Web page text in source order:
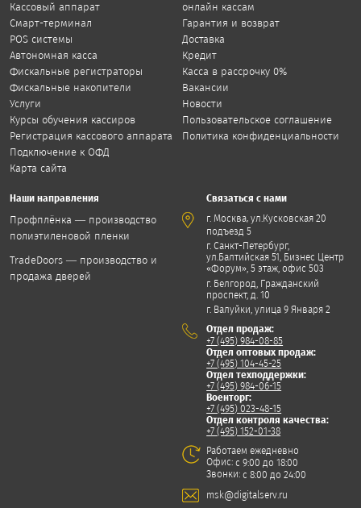
Кассовый аппарат
Смарт-терминал
POS системы
Автономная касса
Фискальные регистраторы
Фискальные накопители
Услуги
Курсы обучения кассиров
Регистрация кассового аппарата
Подключение к ОФД
Карта сайта
онлайн кассам
Гарантия и возврат
Доставка
Кредит
Касса в рассрочку 0%
Вакансии
Новости
Пользовательское соглашение
Политика конфиденциальности
Наши направления
Профплёнка — производство
полиэтиленовой пленки
TradeDoors — производство и
продажа дверей
Связаться с нами
г. Москва,ул.Кусковская 20
подъезд 5
г. Санкт-Петербург,
ул.Балтийская 51, Бизнес Центр
«Форум», 5 этаж, офис 503
г. Белгород, Гражданский
проспект, д. 10
г. Валуйки, улица 9 Января 2
Отдел продаж:
+7 (495) 984-08-85
Отдел оптовых продаж:
+7 (495) 104-45-25
Отдел техподдержки:
+7 (495) 984-06-15
Военторг:
+7 (495) 023-48-15
Отдел контроля качества:
+7 (495) 152-01-38
Работаем ежедневно
Офис:с 9:00 до 18:00
Звонки:с 8:00 до 24:00
msk@digitalserv.ru